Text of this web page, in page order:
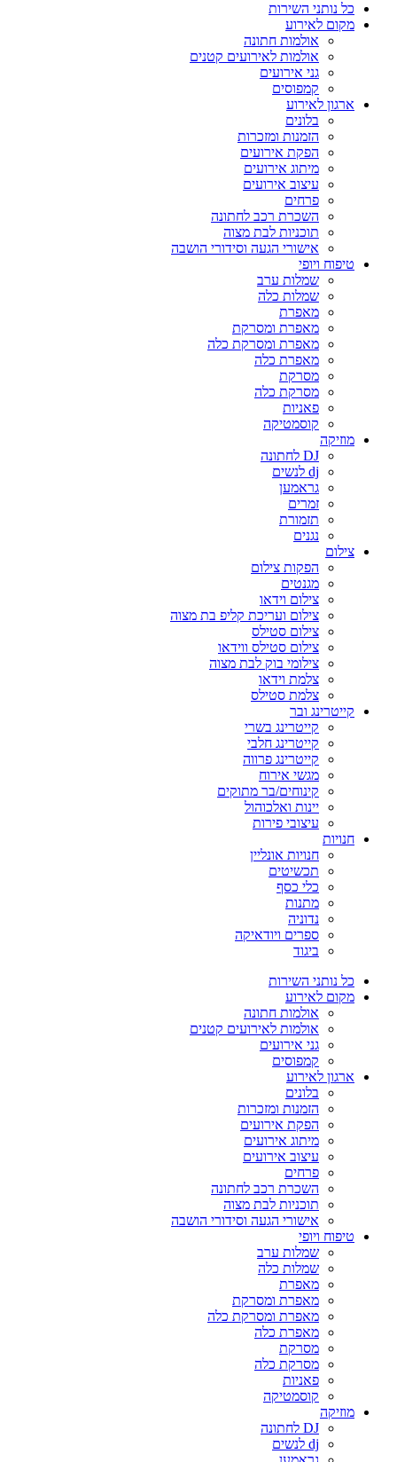
כל נותני השירות
מקום לאירוע
אולמות חתונה
אולמות לאירועים קטנים
גני אירועים
קמפוסים
ארגון לאירוע
בלונים
הזמנות ומזכרות
הפקת אירועים
מיתוג אירועים
עיצוב אירועים
פרחים
השכרת רכב לחתונה
תוכניות לבת מצוה
אישורי הגעה וסידורי הושבה
טיפוח ויופי
שמלות ערב
שמלות כלה
מאפרת
מאפרת ומסרקת
מאפרת ומסרקת כלה
מאפרת כלה
מסרקת
מסרקת כלה
פאניות
קוסמטיקה
מוזיקה
DJ לחתונה
dj לנשים
גראמען
זמרים
תזמורת
נגנים
צילום
הפקות צילום
מגנטים
צילום וידאו
צילום ועריכת קליפ בת מצוה
צילום סטילס
צילום סטילס ווידאו
צילומי בוק לבת מצוה
צלמת וידאו
צלמת סטילס
קייטרינג ובר
קייטרינג בשרי
קייטרינג חלבי
קייטרינג פרווה
מגשי אירוח
קינוחים/בר מתוקים
יינות ואלכוהול
עיצובי פירות
חנויות
חנויות אונליין
תכשיטים
כלי כסף
מתנות
נדוניה
ספרים ויודאיקה
ביגוד
כל נותני השירות
מקום לאירוע
אולמות חתונה
אולמות לאירועים קטנים
גני אירועים
קמפוסים
ארגון לאירוע
בלונים
הזמנות ומזכרות
הפקת אירועים
מיתוג אירועים
עיצוב אירועים
פרחים
השכרת רכב לחתונה
תוכניות לבת מצוה
אישורי הגעה וסידורי הושבה
טיפוח ויופי
שמלות ערב
שמלות כלה
מאפרת
מאפרת ומסרקת
מאפרת ומסרקת כלה
מאפרת כלה
מסרקת
מסרקת כלה
פאניות
קוסמטיקה
מוזיקה
DJ לחתונה
dj לנשים